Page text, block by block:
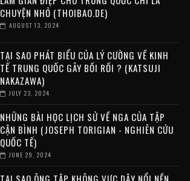
CHUYỆN NHỎ (THOIBAO.DE)
AUGUST 13, 2024
TẠI SAO PHÁT BIỂU CỦA LÝ CƯỜNG VỀ KINH
TẾ TRUNG QUỐC GÂY BỐI RỐI ? (KATSUJI
NAKAZAWA)
JULY 23, 2024
NHỮNG BÀI HỌC LỊCH SỬ VỀ NGA CỦA TẬP
CẬN BÌNH (JOSEPH TORIGIAN - NGHIÊN CỨU
QUỐC TẾ)
JUNE 29, 2024